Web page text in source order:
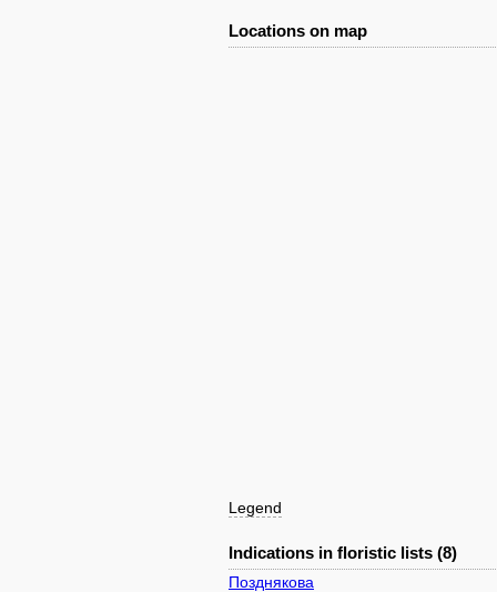
Locations on map
Legend
Indications in floristic lists (8)
Позднякова